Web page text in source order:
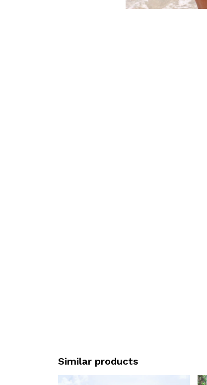
Similar products